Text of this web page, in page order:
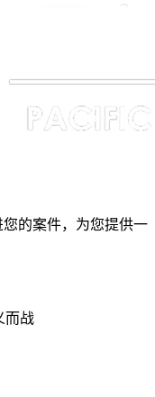
的案件，为您提供一
而战